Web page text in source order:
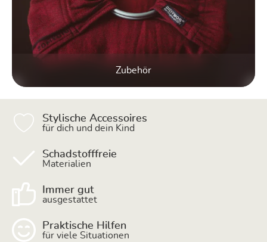
Zubehör
Stylische Accessoires
für dich und dein Kind
Schadstofffreie
Materialien
Immer gut
ausgestattet
Praktische Hilfen
für viele Situationen